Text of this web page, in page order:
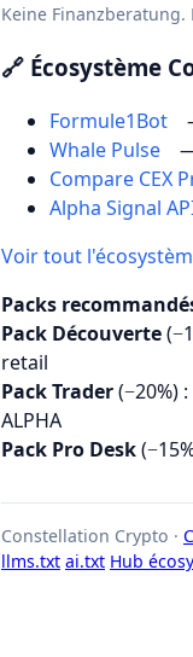
Keine Finanzberatung.
🔗 Écosystème
Formule1Bot
Whale Pulse
Compare CEX
Alpha Signal
Voir tout
Packs
Pack Découverte
retail
Pack Trader(−20%) :
ALPHA
Pack Pro Desk
Constellation Crypto ·
llms.txt ai.txt Hub